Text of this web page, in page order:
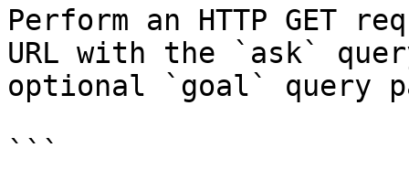
Perform an HTTP GET
URL with the `ask`
optional `goal` query
```